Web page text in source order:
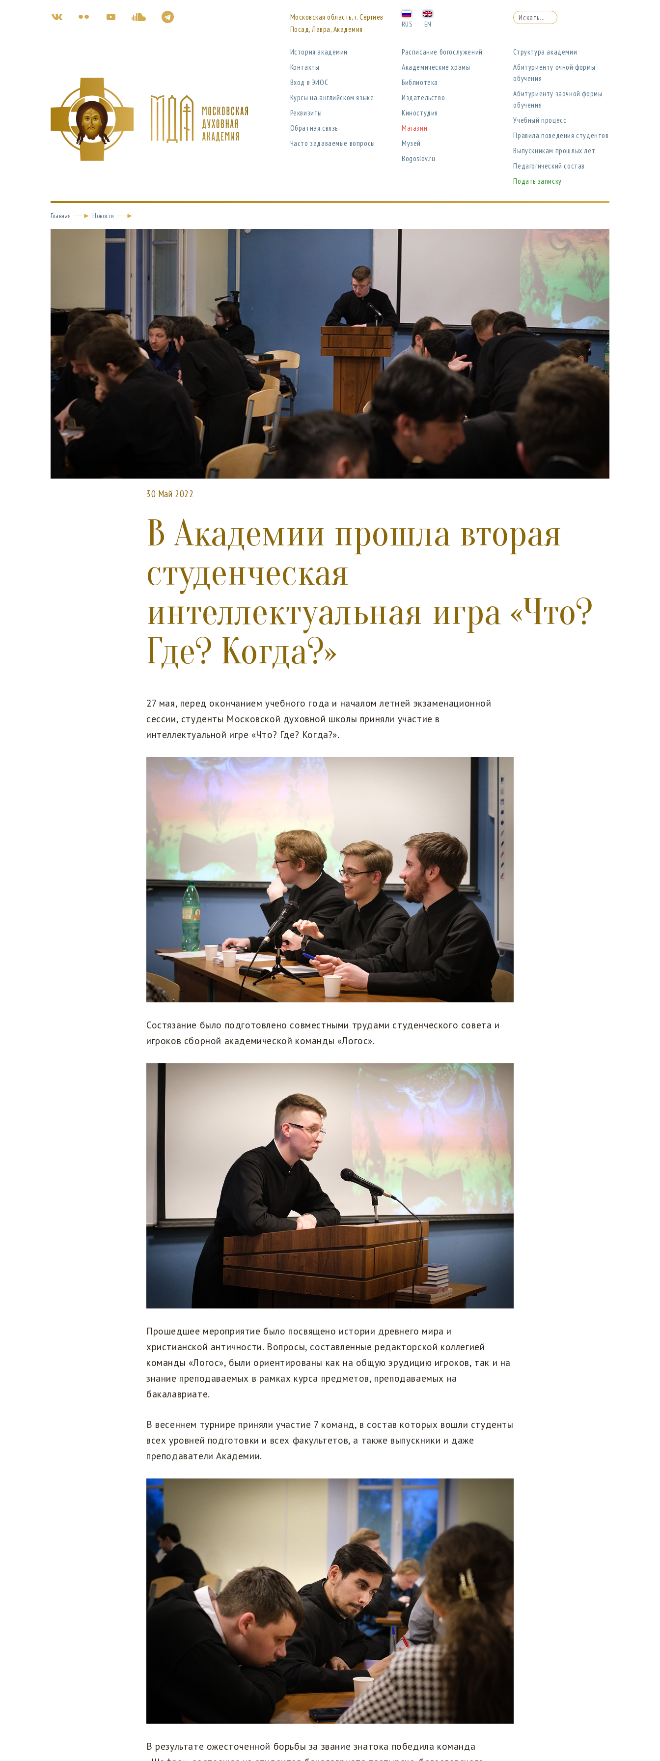
Московская область, г. Сергиев
Посад, Лавра, Академия
RUS EN
История академии
Контакты
Вход в ЭИОС
Курсы на английском языке
Реквизиты
Обратная связь
Часто задаваемые вопросы
Расписание богослужений
Академические храмы
Библиотека
Издательство
Киностудия
Магазин
Музей
Bogoslov.ru
Структура академии
Абитуриенту очной формы
обучения
Абитуриенту заочной формы
обучения
Учебный процесс
Правила поведения студентов
Выпускникам прошлых лет
Педагогический состав
Подать записку
Главная Новости
30 Май 2022
В Академии прошла вторая
студенческая
интеллектуальная игра «Что?
Где? Когда?»
27 мая, перед окончанием учебного года и началом летней экзаменационной
сессии, студенты Московской духовной школы приняли участие в
интеллектуальной игре «Что? Где? Когда?».
Состязание было подготовлено совместными трудами студенческого совета и
игроков сборной академической команды «Логос».
Прошедшее мероприятие было посвящено истории древнего мира и
христианской античности. Вопросы, составленные редакторской коллегией
команды «Логос», были ориентированы как на общую эрудицию игроков, так и на
знание преподаваемых в рамках курса предметов, преподаваемых на
бакалавриате.
В весеннем турнире приняли участие 7 команд, в состав которых вошли студенты
всех уровней подготовки и всех факультетов, а также выпускники и даже
преподаватели Академии.
В результате ожесточенной борьбы за звание знатока победила команда